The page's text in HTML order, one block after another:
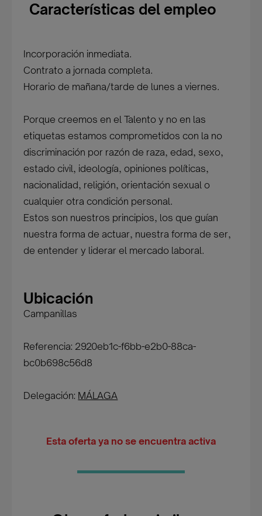
Características del empleo
Incorporación inmediata.
Contrato a jornada completa.
Horario de mañana/tarde de lunes a viernes.
Porque creemos en el Talento y no en las
etiquetas estamos comprometidos con la no
discriminación por razón de raza, edad, sexo,
estado civil, ideología, opiniones políticas,
nacionalidad, religión, orientación sexual o
cualquier otra condición personal.
Estos son nuestros principios, los que guían
nuestra forma de actuar, nuestra forma de ser,
de entender y liderar el mercado laboral.
Ubicación
Campanillas
Referencia: 2920eb1c-f6bb-e2b0-88ca-
bc0b698c56d8
Delegación: MÁLAGA
Esta oferta ya no se encuentra activa